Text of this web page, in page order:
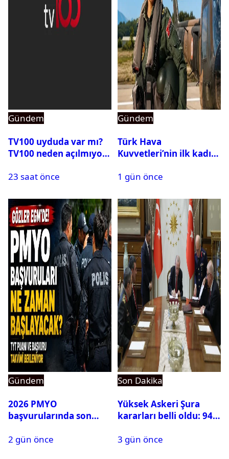
Gündem
TV100 uyduda var mı?
TV100 neden açılmıyor?
23 saat önce
Gündem
Türk Hava
Kuvvetleri’nin ilk kadın
Karapınar hakkında
ortaya çıktı
1 gün önce
Gündem
2026 PMYO
başvurularında son
2 gün önce
Son Dakika
Yüksek Askeri Şura
kararları belli oldu: 94
3 gün önce